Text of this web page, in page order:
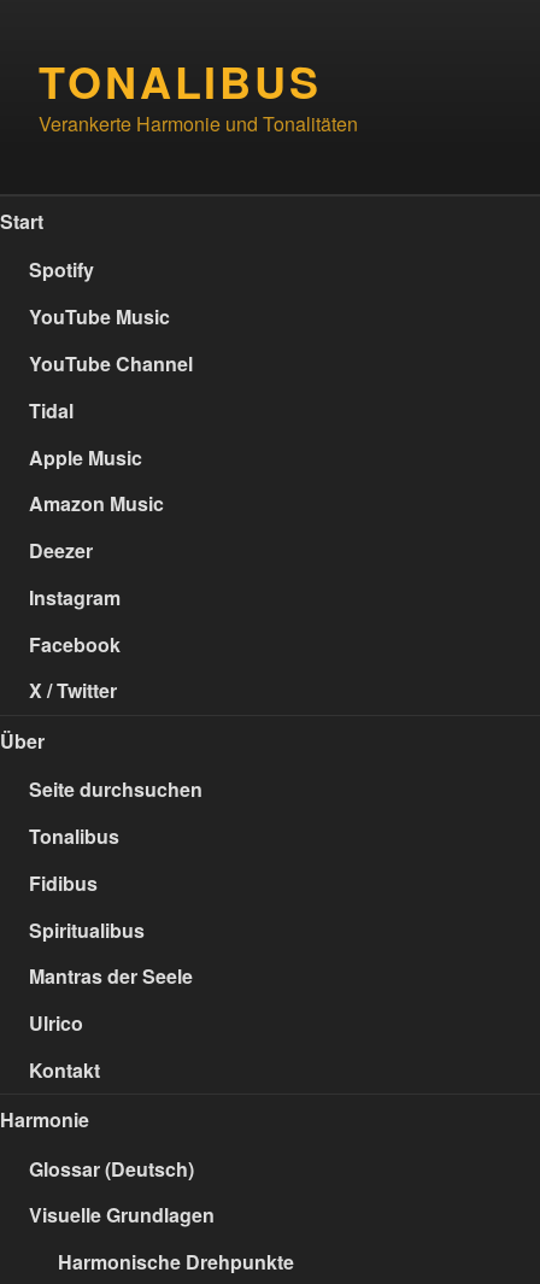
springenTONALIBUS
Verankerte Harmonie und Tonalitäten
Start
Spotify
YouTube Music
YouTube Channel
Tidal
Apple Music
Amazon Music
Deezer
Instagram
Facebook
X / Twitter
Über
Seite durchsuchen
Tonalibus
Fidibus
Spiritualibus
Mantras der Seele
Ulrico
Kontakt
Harmonie
Glossar (Deutsch)
Visuelle Grundlagen
Harmonische Drehpunkte